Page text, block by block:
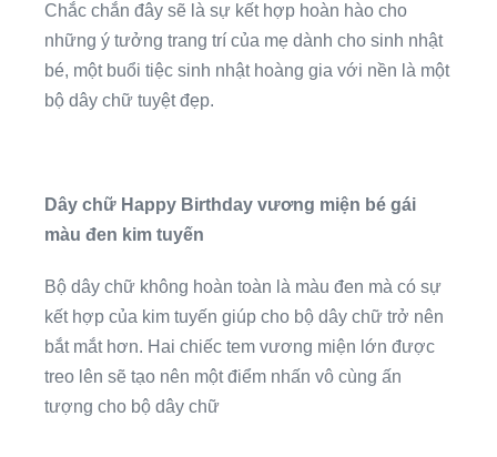
Chắc chắn đây sẽ là sự kết hợp hoàn hào cho
những ý tưởng trang trí của mẹ dành cho sinh nhật
bé, một buổi tiệc sinh nhật hoàng gia với nền là một
bộ dây chữ tuyệt đẹp.
Dây chữ Happy Birthday vương miện bé gái
màu đen kim tuyến
Bộ dây chữ không hoàn toàn là màu đen mà có sự
kết hợp của kim tuyến giúp cho bộ dây chữ trở nên
bắt mắt hơn. Hai chiếc tem vương miện lớn được
treo lên sẽ tạo nên một điểm nhấn vô cùng ấn
tượng cho bộ dây chữ